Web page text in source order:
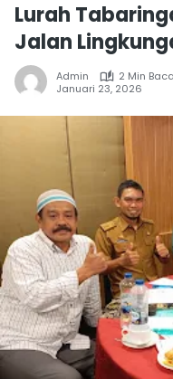
Lurah
Jalan
Admin
2 Min Baca
Januari 23, 2026